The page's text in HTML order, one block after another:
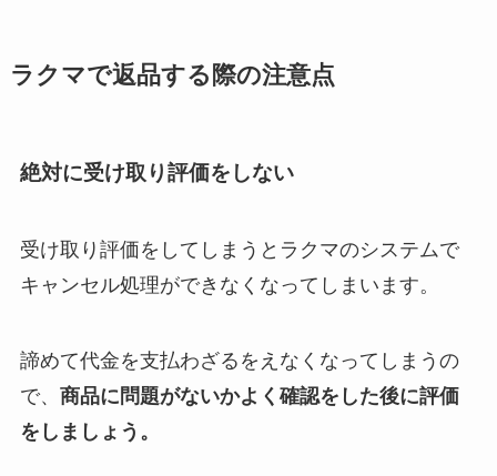
ラクマで返品する際の注意点
絶対に受け取り評価をしない
受け取り評価をしてしまうとラクマのシステムで
キャンセル処理ができなくなってしまいます。
諦めて代金を支払わざるをえなくなってしまうの
で、 商品に問題がないかよく確認をした後に評価
をしましょう。